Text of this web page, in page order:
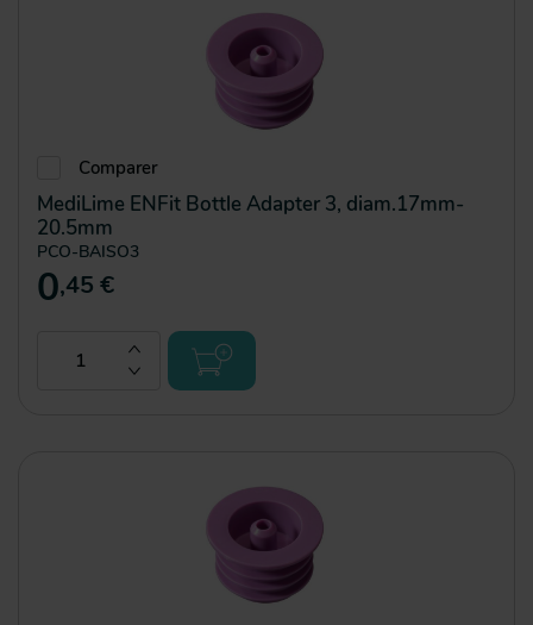
Comparer
MediLime ENFit Bottle Adapter 3, diam.17mm-
20.5mm
PCO-BAISO3
0,45 €